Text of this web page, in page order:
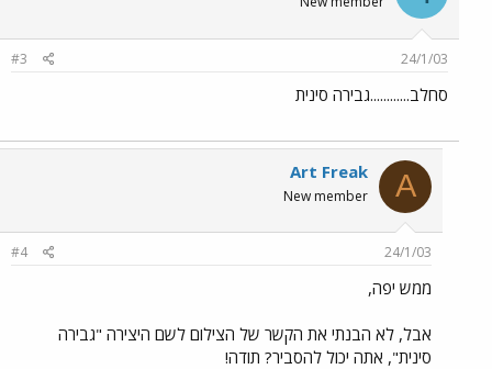
24/1/03
#3
סחלב............גבירה סינית
A
Art Freak
New member
24/1/03
#4
ממש יפה,
אבל, לא הבנתי את הקשר של הצילום לשם היצירה "גבירה
סינית", אתה יכול להסביר? תודה!